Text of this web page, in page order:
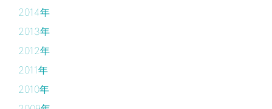
2014年
2013年
2012年
2011年
2010年